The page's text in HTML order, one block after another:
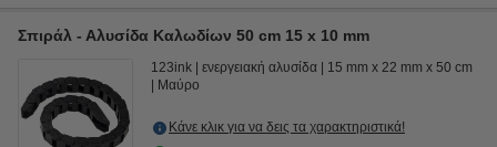
Σπιράλ - Αλυσίδα Καλωδίων 50 cm 15 x 10 mm
123ink ενεργειακή αλυσίδα
15 mm x 22 mm x 50 cm
Μαύρο
Κάνε κλικ για να δεις τα χαρακτηριστικά!